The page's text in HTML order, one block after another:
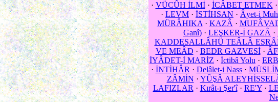
· VÜCÛH İLMİ· İCÂBET ETMEK ·
· LEVM · İSTİHSAN · Âyet-i
MÜRÂHIKA · KAZÂ ·
Ganî) · LEŞKER-İ GAZÂ ·
KADDESALLÂHÜ TEÂLÂ
VE MEÂD · BEDR GAZVESİ·
İYÂDET-İ MARİZ · İctibâ Yolu ·
· İNTİHÂR · Delâlet-i Nass·
ZÂMİN · YÛŞÂ
LAFIZLAR · Kırât-ı Şer'î· RE'Y·